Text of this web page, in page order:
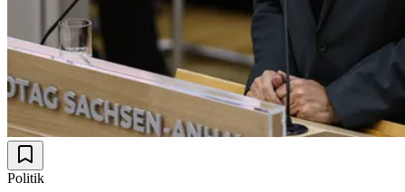
Politik